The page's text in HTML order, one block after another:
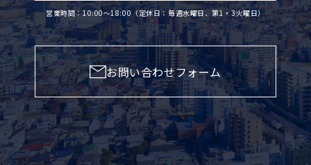
営業時間：10:00〜18:00（定休日：毎週水曜日、第1・3火曜日）
お問い合わせフォーム